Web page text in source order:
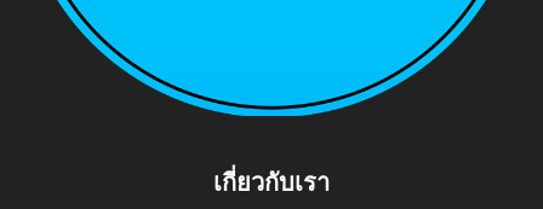
เกี่ยวกับเรา